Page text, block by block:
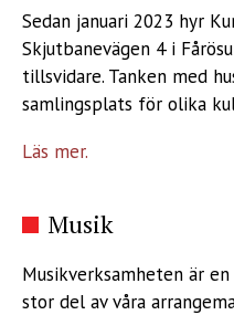
Sedan januari 2023 hyr
Skjutbanevägen 4 i
tillsvidare. Tanken med
samlingsplats för olika
Läs mer.
Musik
Musikverksamheten är
stor del av våra